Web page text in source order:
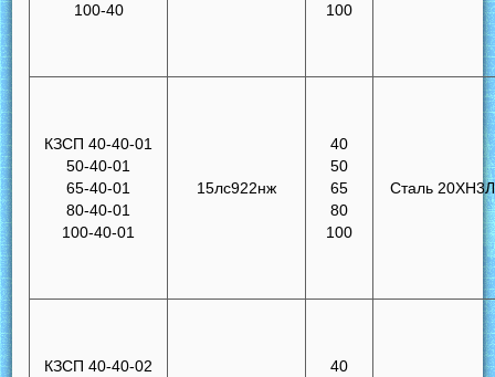
100-40 100
КЗСП 40-40-01
50-40-01
65-40-01
80-40-01
100-40-01
15лс922нж
40
50
65
80
100
Сталь 20ХН3Л
КЗСП 40-40-02
40